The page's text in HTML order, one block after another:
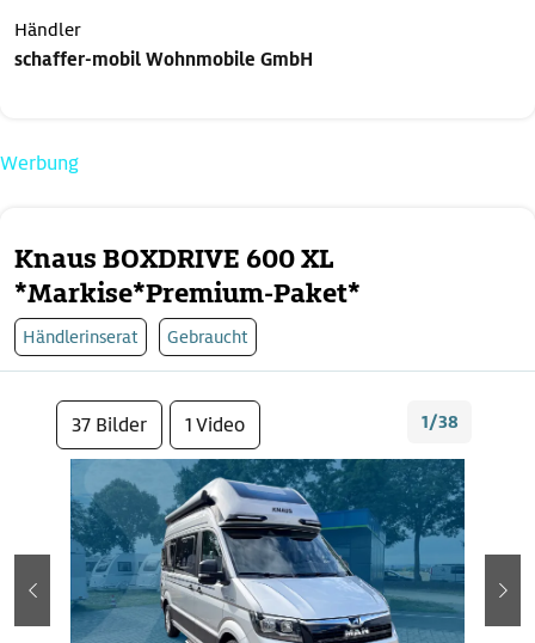
Knaus BOXDRIVE 600 XL
*Markise*Premium-Paket*
Händlerinserat Gebraucht
37 Bilder 1 Video 1/38
zurück
Händler
schaffer-mobil Wohnmobile GmbH
Werbung